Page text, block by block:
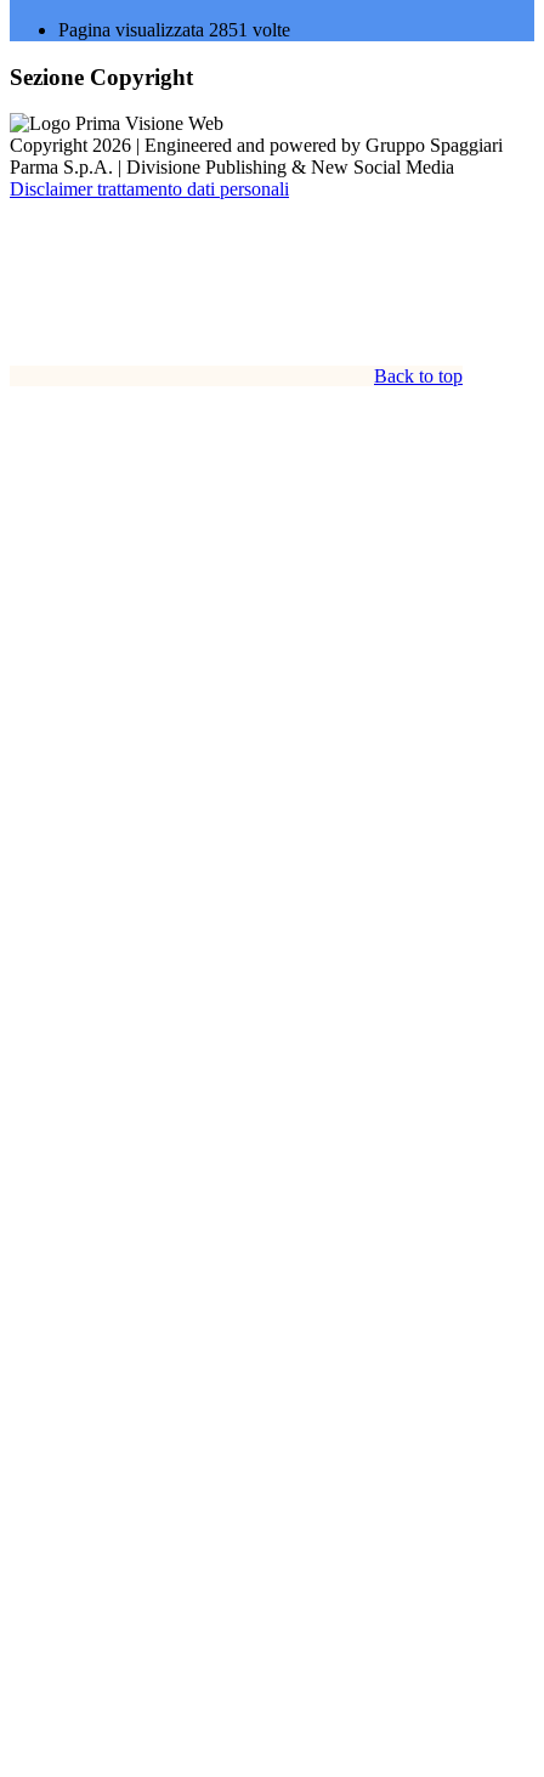
Pagina visualizzata 2851 volte
Sezione Copyright
Copyright 2026 | Engineered and powered by Gruppo Spaggiari
Parma S.p.A. | Divisione Publishing & New Social Media
Disclaimer trattamento dati personali
Back to top